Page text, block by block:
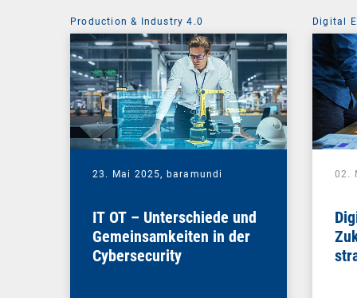
Production & Industry 4.0
23. Mai 2025, baramundi
IT OT – Unterschiede und
Gemeinsamkeiten in der
Cybersecurity
Digital
02.